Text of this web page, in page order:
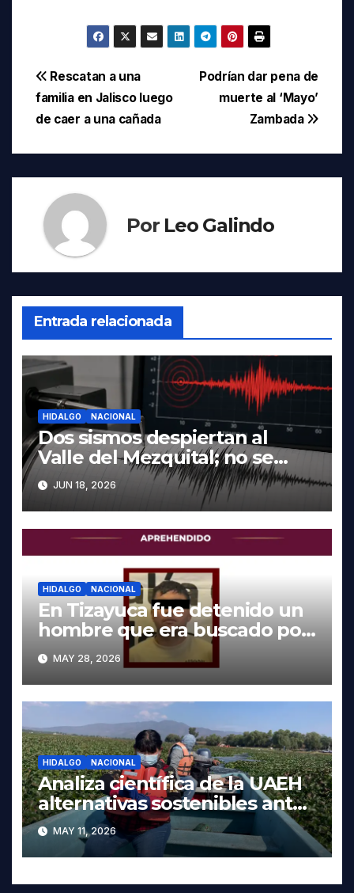
Navegación
de
entradas
Podrían dar pena de
muerte al ‘Mayo’
Zambada
Rescatan a una
familia en Jalisco luego
de caer a una cañada
Por Leo Galindo
Entrada relacionada
HIDALGO NACIONAL
Dos sismos despiertan al
Valle del Mezquital; no se
reportan daños en Hidalgo
JUN 18, 2026
HIDALGO NACIONAL
En Tizayuca fue detenido un
hombre que era buscado por
autoridades de Oaxaca
MAY 28, 2026
HIDALGO NACIONAL
Analiza científica de la UAEH
alternativas sostenibles ante
crisis ambiental en Tula-
Tepeji
MAY 11, 2026